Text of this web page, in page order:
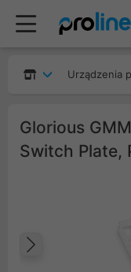
Urządzenia
Glorious
Switch Plate,